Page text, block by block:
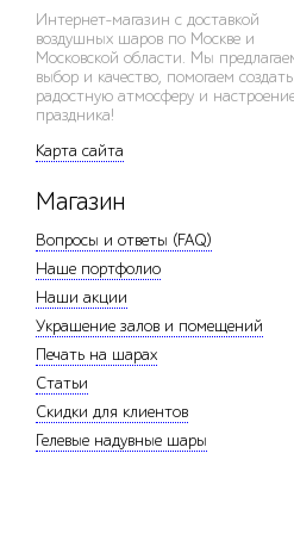
Интернет-магазин с доставкой
воздушных шаров по Москве и
Московской области. Мы
выбор и качество, помогаем создать
радостную атмосферу и
праздника!
Карта сайта
Магазин
Вопросы и ответы (FAQ)
Наше портфолио
Наши акции
Украшение залов и помещений
Печать на шарах
Статьи
Скидки для клиентов
Гелевые надувные шары